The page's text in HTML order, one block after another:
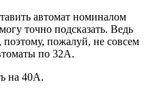
автомат номиналом
точно подсказать. Ведь
пожалуй, не совсем
по 32А.
на 40А.